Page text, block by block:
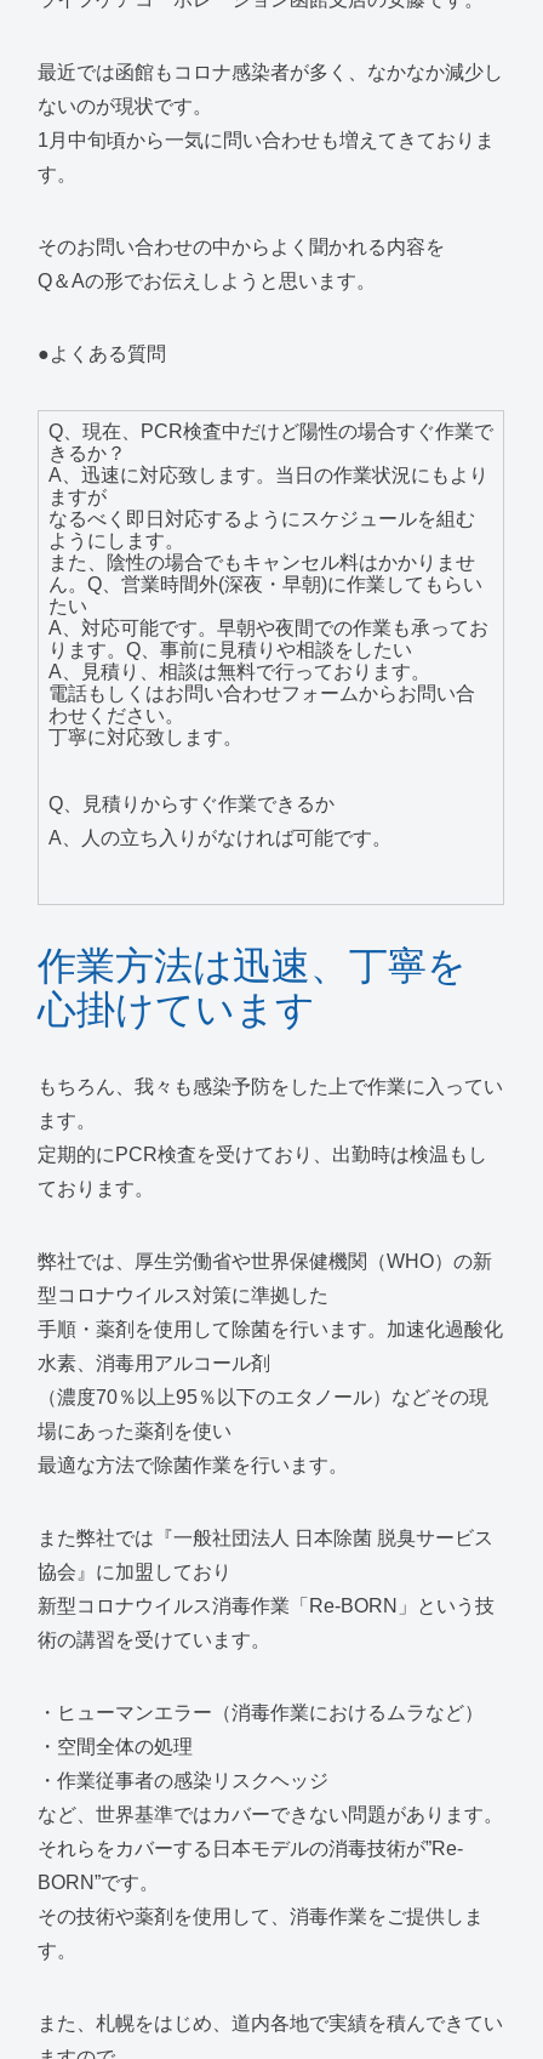
最近では函館もコロナ感染者が多く、なかなか減少し
ないのが現状です。
1月中旬頃から一気に問い合わせも増えてきておりま
す。
そのお問い合わせの中からよく聞かれる内容を
Q＆Aの形でお伝えしようと思います。
●よくある質問
Q、現在、PCR検査中だけど陽性の場合すぐ作業で
きるか？
A、迅速に対応致します。当日の作業状況にもより
ますが
なるべく即日対応するようにスケジュールを組む
ようにします。
また、陰性の場合でもキャンセル料はかかりませ
ん。Q、営業時間外(深夜・早朝)に作業してもらい
たい
A、対応可能です。早朝や夜間での作業も承ってお
ります。Q、事前に見積りや相談をしたい
A、見積り、相談は無料で行っております。
電話もしくはお問い合わせフォームからお問い合
わせください。
丁寧に対応致します。
Q、見積りからすぐ作業できるか
A、人の立ち入りがなければ可能です。
作業方法は迅速、丁寧を
心掛けています
もちろん、我々も感染予防をした上で作業に入ってい
ます。
定期的にPCR検査を受けており、出勤時は検温もし
ております。
弊社では、厚生労働省や世界保健機関（WHO）の新
型コロナウイルス対策に準拠した
手順・薬剤を使用して除菌を行います。加速化過酸化
水素、消毒用アルコール剤
（濃度70％以上95％以下のエタノール）などその現
場にあった薬剤を使い
最適な方法で除菌作業を行います。
また弊社では『一般社団法人 日本除菌 脱臭サービス
協会』に加盟しており
新型コロナウイルス消毒作業「Re-BORN」という技
術の講習を受けています。
・ヒューマンエラー（消毒作業におけるムラなど）
・空間全体の処理
・作業従事者の感染リスクヘッジ
など、世界基準ではカバーできない問題があります。
それらをカバーする日本モデルの消毒技術が”Re-
BORN”です。
その技術や薬剤を使用して、消毒作業をご提供しま
す。
また、札幌をはじめ、道内各地で実績を積んできてい